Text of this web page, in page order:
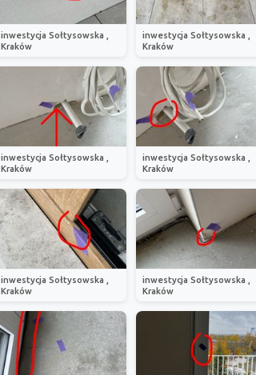
inwestycja Sołtysowska ,
Kraków
inwestycja Sołtysowska ,
Kraków
inwestycja Sołtysowska ,
Kraków
inwestycja Sołtysowska ,
Kraków
inwestycja Sołtysowska ,
Kraków
inwestycja Sołtysowska ,
Kraków